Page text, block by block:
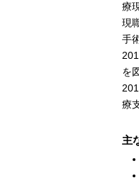
療
現
手
を
療
主